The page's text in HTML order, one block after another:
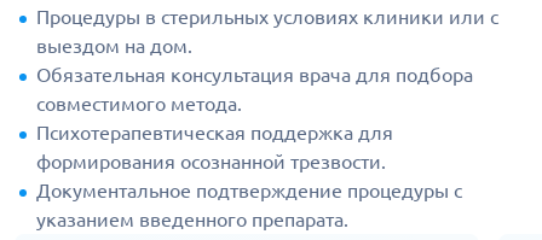
Процедуры в стерильных условиях клиники или с
выездом на дом.
Обязательная консультация врача для подбора
совместимого метода.
Психотерапевтическая поддержка для
формирования осознанной трезвости.
Документальное подтверждение процедуры с
указанием введенного препарата.